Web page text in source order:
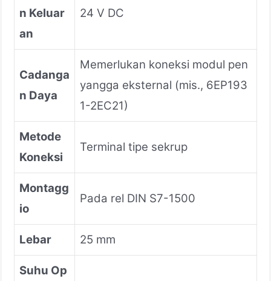
n Keluar
an
24 V DC
Cadanga
n Daya
Memerlukan koneksi modul pen
yangga eksternal (mis., 6EP193
1-2EC21)
Metode
Koneksi
Terminal tipe sekrup
Montagg
io
Pada rel DIN S7-1500
Lebar 25 mm
Suhu Op